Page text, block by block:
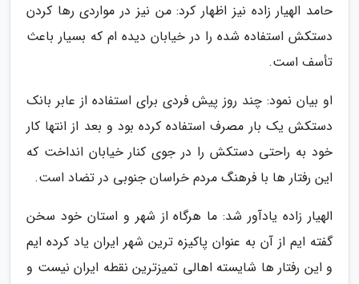
حامد الهیار زاده نیز اظهار کرد: من نیز در مواردی رها کردن
دستکش استفاده شده را در خیابان دیده ام که بسیار باعث
تأسف است.
او بیان نمود: چند روز پیش فردی برای استفاده از عابر بانک
دستکش یک بار مصرف استفاده کرده بود و بعد از انتها کار
خود به راحتی دستکش را در جوی کنار خیابان انداخت که
این رفتار ها با فرهنگ مردم خراسان جنوبی در تضاد است.
الهیار زاده یادآور شد: ما هرگاه از شهر و استان خود سخن
گفته ایم از آن به عنوان پاکیزه ترین شهر ایران یاد کرده ایم
و این رفتار ها شایسته اهالی تمیزترین نقطه ایران نیست و